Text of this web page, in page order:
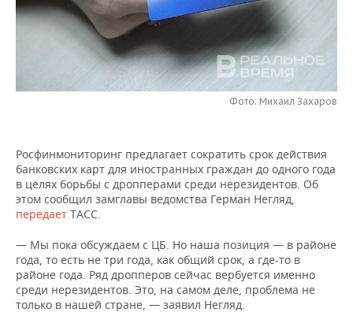
НЕФТЕХИМИЯ
РОЗНИЧНАЯ ТОРГОВЛЯ
НОВОСТИ ТЕХНОЛОГИЙ
МЕРОПРИЯТИЯ
НОВОСТИ МЕРОПРИЯТИЙ
ONLINE-КОНФЕРЕНЦИИ
ОТКРЫТАЯ ЛЕКЦИЯ
ХОККЕЙ
БАСКЕТБОЛ
ВОЛЕЙБОЛ
КИБЕРСПОРТ
ВЛАСТЬ
ИНФРАСТРУКТУРА
ИСТОРИЯ
КУЛЬТУРА
СЮЖЕТЫ
СПРАВОЧНИК
СПИСОК ПЕРСОН
СПИСОК КОМПАНИЙ
ПОЛНАЯ ВЕРСИЯ
Фото: Михаил Захаров
Росфинмониторинг предлагает сократить срок действия
банковских карт для иностранных граждан до одного года
в целях борьбы с дропперами среди нерезидентов. Об
этом сообщил замглавы ведомства Герман Негляд,
передает ТАСС.
— Мы пока обсуждаем с ЦБ. Но наша позиция — в районе
года, то есть не три года, как общий срок, а где-то в
районе года. Ряд дропперов сейчас вербуется именно
среди нерезидентов. Это, на самом деле, проблема не
только в нашей стране, — заявил Негляд.